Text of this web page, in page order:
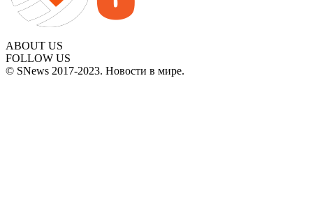
ABOUT US
FOLLOW US
© SNews 2017-2023. Новости в мире.